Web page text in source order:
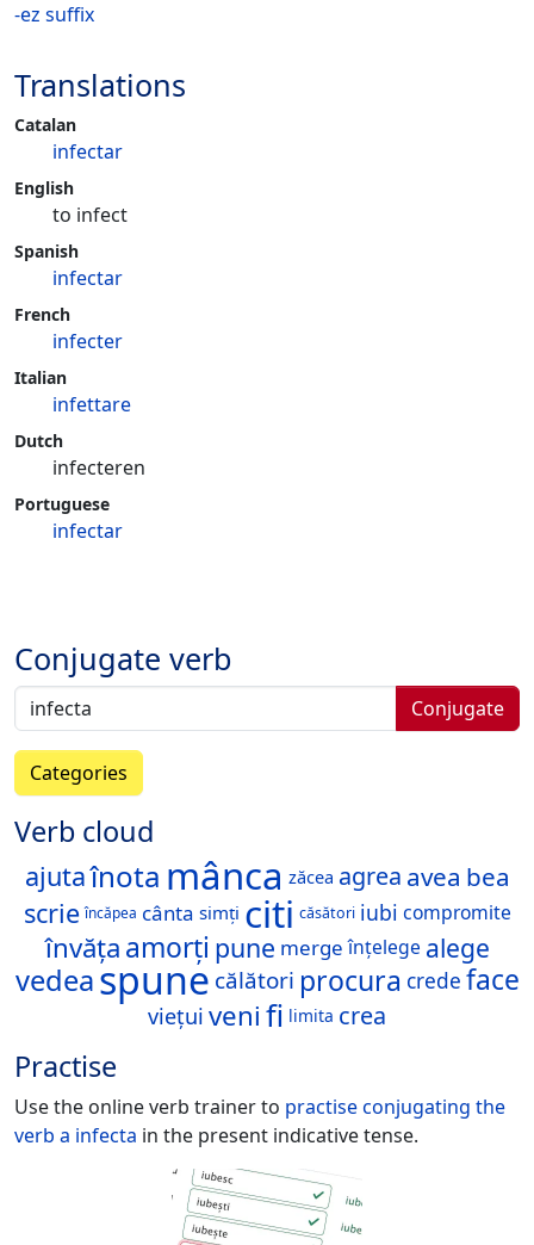
-ez suffix
Translations
Catalan
infectar
English
to infect
Spanish
infectar
French
infecter
Italian
infettare
Dutch
infecteren
Portuguese
infectar
Conjugate verb
Conjugate
Categories
Verb cloud
ajutaînota mânca zăcea agrea avea bea
scrie încăpea cânta simți citi căsători iubi compromite
învățaamorți pune merge înțelege alege
vedeaspune călători procura crede face
viețui venifi limita crea
Practise
Use the online verb trainer to practise conjugating the
verb a infecta in the present indicative tense.